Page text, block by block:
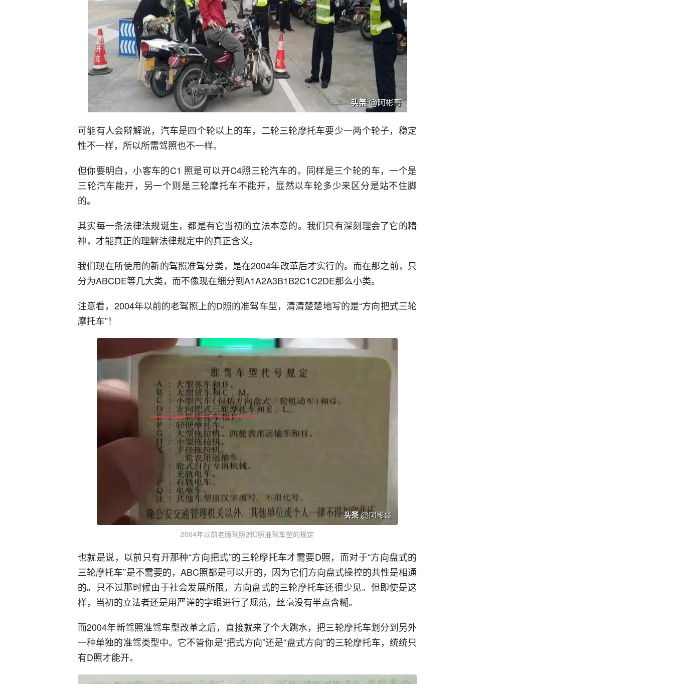
可能有人会辩解说，汽车是四个轮以上的车，二轮三轮摩托车要少一两个轮子，稳定
性不一样，所以所需驾照也不一样。
但你要明白，小客车的C1 照是可以开C4照三轮汽车的。同样是三个轮的车，一个是
三轮汽车能开，另一个则是三轮摩托车不能开，显然以车轮多少来区分是站不住脚
的。
其实每一条法律法规诞生，都是有它当初的立法本意的。我们只有深刻理会了它的精
神，才能真正的理解法律规定中的真正含义。
我们现在所使用的新的驾照准驾分类，是在2004年改革后才实行的。而在那之前，只
分为ABCDE等几大类，而不像现在细分到A1A2A3B1B2C1C2DE那么小类。
注意看，2004年以前的老驾照上的D照的准驾车型，清清楚楚地写的是“方向把式三轮
摩托车”！
2004年以前老版驾照对D照准驾车型的规定
也就是说，以前只有开那种“方向把式”的三轮摩托车才需要D照，而对于“方向盘式的
三轮摩托车”是不需要的，ABC照都是可以开的，因为它们方向盘式操控的共性是相通
的。只不过那时候由于社会发展所限，方向盘式的三轮摩托车还很少见。但即使是这
样，当初的立法者还是用严谨的字眼进行了规范，丝毫没有半点含糊。
而2004年新驾照准驾车型改革之后，直接就来了个大跳水，把三轮摩托车划分到另外
一种单独的准驾类型中。它不管你是“把式方向”还是“盘式方向”的三轮摩托车，统统只
有D照才能开。